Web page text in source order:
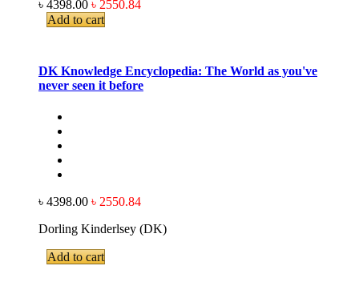
৳ 4398.00 ৳ 2550.84
Add to cart
DK Knowledge Encyclopedia: The World as you've
never seen it before
৳ 4398.00 ৳ 2550.84
Dorling Kinderlsey (DK)
Add to cart